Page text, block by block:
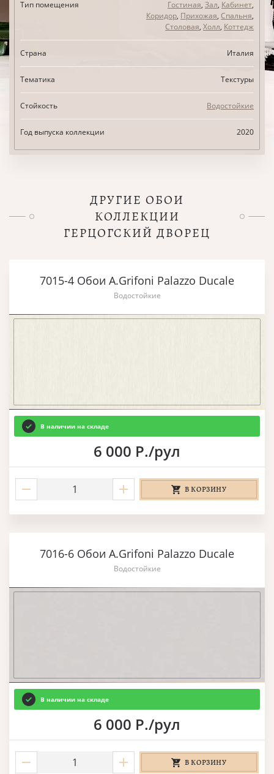
Тип помещения Гостиная, Зал, Кабинет,
Коридор, Прихожая, Спальня,
Столовая, Холл, Коттедж
Страна Италия
Тематика Текстуры
Стойкость Водостойкие
Год выпуска коллекции 2020
ДРУГИЕ ОБОИ
КОЛЛЕКЦИИ
ГЕРЦОГСКИЙ ДВОРЕЦ
7015-4 Обои A.Grifoni Palazzo Ducale
Водостойкие
В наличии на складе
6 000 Р./рул
В КОРЗИНУ
7016-6 Обои A.Grifoni Palazzo Ducale
Водостойкие
В наличии на складе
6 000 Р./рул
В КОРЗИНУ